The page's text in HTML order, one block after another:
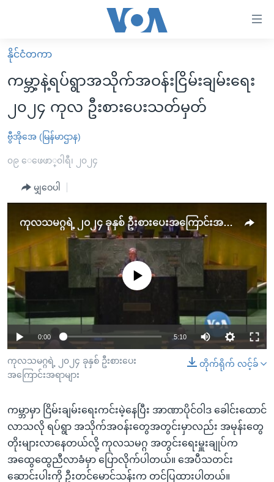
လွယ်ကူ
စေ
Link
များ
ပင်မ
ကြည့်
အ
ညွန်း
စာမျက်နှာ
သို့
ကျော်
ကြည့်
ရန်
ရန်
နေရာ
သို့
ကျော်
ရန်
မူလစာမျက်နှာ
မြန်မာ
ကမ္ဘာ့သတင်းများ
နိုင်ငံတကာ
အစ္စရေး-ပါလက်စတိုင်း
ဗွီဒီယို
သတင်းလွတ်လပ်ခွင့်
အင်္ဂလိပ်စာလေ့လာမယ်
အမေရိကန်သုံးအီဒီယံ
မကြေးမုံရဲ့ အင်္ဂလိပ်စာ
ရုပ်ရှင်ထဲက အင်္ဂလိပ်စာ
သုတပဒေသာ အင်္ဂလိပ်စာ
အပတ်စဉ်ကဏ္ဍများ
ရေဒီယို
ရေဒီယိုနှင့်ရုပ်သံ အချက်အလက်များ
ရေဒီယို/တီဗွီအစီအစဉ်
Learning English
ဗွီအိုအေ လူမှုကွန်ယက်များ
နိုင်ငံတကာ
ကမ္ဘာ့နဲ့ရပ်ရွာအသိုက်အဝန်းငြိမ်းချမ်းရေး
၂၀၂၄ ကုလ ဦးစားပေးသတ်မှတ်
ဗွီအိုအေ (မြန်မာဌာန)
၀၉ ေဖေဖာ္၀ါရီ၊ ၂၀၂၄
မျှဝေပါ
ကုလသမဂ္ဂရဲ့ ၂၀၂၄ ခုနှစ် ဦးစားပေးအကြောင်းအရာများ
No media source currently available
0:00 5:10
တိုက်ရိုက် လင့်ခ်
ကုလသမဂ္ဂရဲ့ ၂၀၂၄ ခုနှစ် ဦးစားပေး
အကြောင်းအရာများ
ကမ္ဘာမှာ ငြိမ်းချမ်းရေးကင်းမဲ့နေပြီး အာဏာပိုင်ဝါဒ ခေါင်းထောင်
လာသလို ရပ်ရွာ အသိုက်အဝန်းတွေအတွင်းမှာလည်း အမုန်းတွေ
တိုးများလာနေတယ်လို့ ကုလသမဂ္ဂ အတွင်းရေးမှူးချုပ်က
အထွေထွေညီလာခံမှာ ပြောလိုက်ပါတယ်။ အေပီသတင်း
ဆောင်းပါးကို ဦးတင်မောင်သန်းက တင်ပြထားပါတယ်။